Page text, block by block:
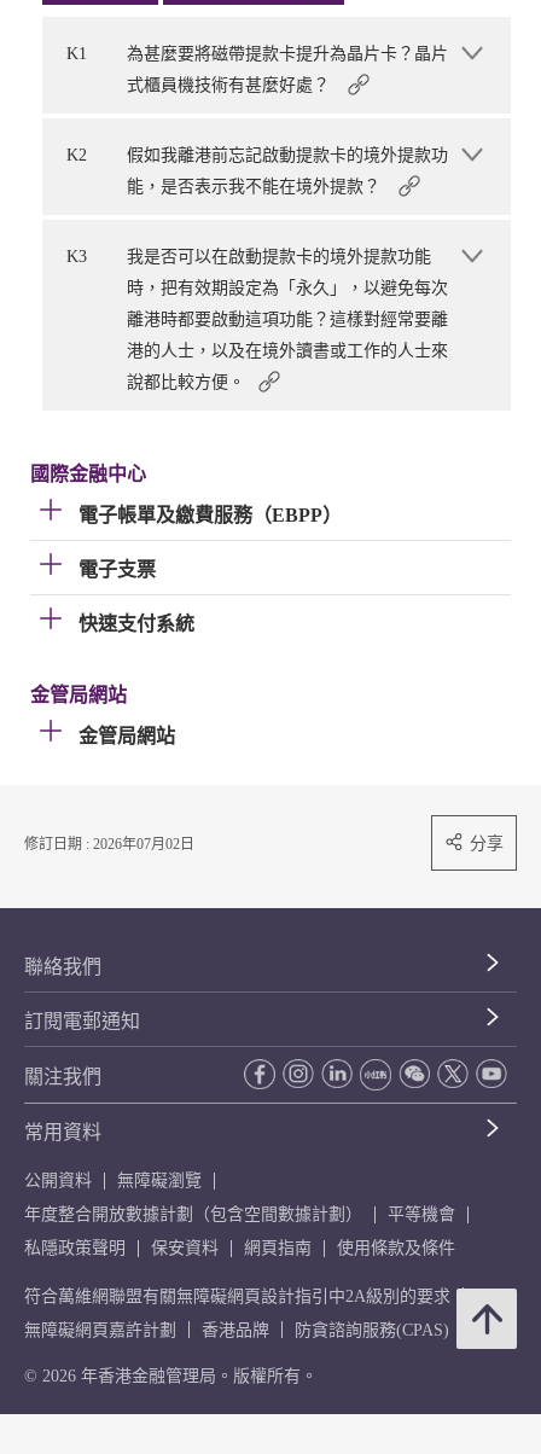
K1
為甚麼要將磁帶提款卡提升為晶片卡？晶片
式櫃員機技術有甚麼好處？
K2
假如我離港前忘記啟動提款卡的境外提款功
能，是否表示我不能在境外提款？
K3
我是否可以在啟動提款卡的境外提款功能
時，把有效期設定為「永久」，以避免每次
離港時都要啟動這項功能？這樣對經常要離
港的人士，以及在境外讀書或工作的人士來
說都比較方便。
國際金融中心
電子帳單及繳費服務（EBPP）
電子支票
快速支付系統
金管局網站
金管局網站
修訂日期 : 2026年07月02日 分享
聯絡我們
訂閱電郵通知
關注我們
常用資料
公開資料
無障礙瀏覽
年度整合開放數據計劃（包含空間數據計劃）
平等機會
私隱政策聲明
保安資料 網頁指南 使用條款及條件
符合萬維網聯盟有關無障礙網頁設計指引中2A級別的要求
無障礙網頁嘉許計劃
香港品牌 防貪諮詢服務(CPAS)
© 2026 年香港金融管理局。版權所有。